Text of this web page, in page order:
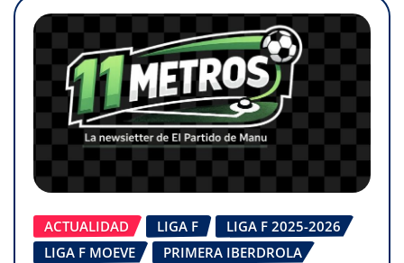
ACTUALIDAD LIGA F
LIGA F 2025-2026
LIGA F MOEVE
PRIMERA IBERDROLA